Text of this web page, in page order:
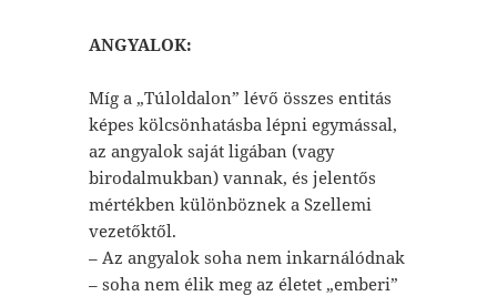
ANGYALOK:
Míg a „Túloldalon” lévő összes entitás
képes kölcsönhatásba lépni egymással,
az angyalok saját ligában (vagy
birodalmukban) vannak, és jelentős
mértékben különböznek a Szellemi
vezetőktől.
– Az angyalok soha nem inkarnálódnak
– soha nem élik meg az életet „emberi”